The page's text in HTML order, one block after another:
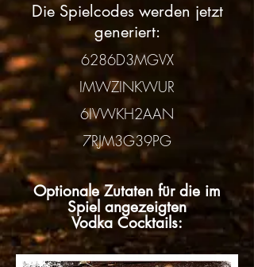
Die Spielcodes werden jetzt
generiert:
6286D3MGVX
IMWZINKWUR
6IVWKH2AAN
7RJM3G39PG
Optionale Zutaten für die im
Spiel angezeigten
Vodka Cocktails: